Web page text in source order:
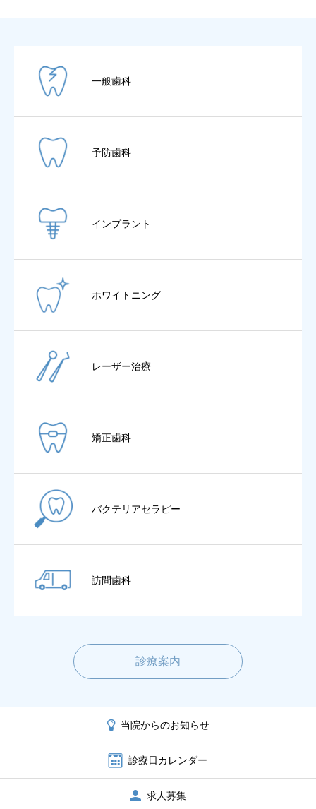
一般歯科
予防歯科
インプラント
ホワイトニング
レーザー治療
矯正歯科
バクテリアセラピー
訪問歯科
診療案内
当院からのお知らせ
診療日カレンダー
求人募集